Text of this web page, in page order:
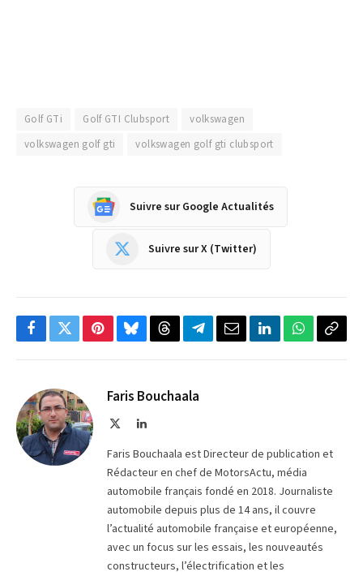
Golf GTi Golf GTI Clubsport
volkswagen
volkswagen golf gti
volkswagen golf gti clubsport
Suivre sur Google Actualités
Suivre sur X (Twitter)
Facebook
TwitterPinterestBlueskyThreadsPartager
Telegram
EmailLinkedInWhatsApp
Faris Bouchaala
LinkedIn
Faris Bouchaala est Directeur de publication et
Rédacteur en chef de MotorsActu, média
automobile français fondé en 2018. Journaliste
automobile depuis plus de 14 ans, il couvre
l’actualité automobile française et européenne,
avec un focus sur les essais, les nouveautés
constructeurs, l’électrification et les